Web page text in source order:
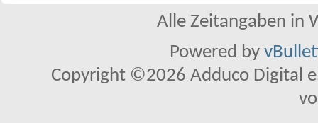
Alle Zeitangaben in
Powered by
Copyright ©2026 Adduco Digital